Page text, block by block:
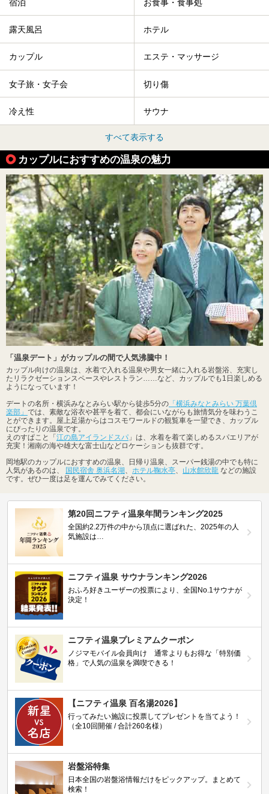
宿泊 お食事・食事処
露天風呂 ホテル
カップル エステ・マッサージ
女子旅・女子会 切り傷
冷え性 サウナ
すべて表示する
カップルにおすすめの温泉の魅力
「温泉デート」がカップルの間で人気沸騰中！
カップル向けの温泉は、水着で入れる温泉や男女一緒に入れる岩盤浴、充実し
たリラクゼーションスペースやレストラン……など、カップルでも1日楽しめる
ようになっています！
デートの名所・横浜みなとみらい駅から徒歩5分の 「横浜みなとみらい 万葉倶
楽部」 では、素敵な浴衣や甚平を着て、都会にいながらも旅情気分を味わうこ
とができます。屋上足湯からはコスモワールドの観覧車を一望でき、カップル
にぴったりの温泉です。
えのすぱこと「江の島アイランドスパ 」は、水着を着て楽しめるスパエリアが
充実！湘南の海や雄大な富士山などロケーションも抜群です。
岡地駅のカップルにおすすめの温泉、日帰り温泉、スーパー銭湯の中でも特に
人気があるのは、 国民宿舎 奥浜名湖 ホテル鞠水亭 山水館欣龍 などの施設
です。ぜひ一度は足を運んでみてください。
第20回ニフティ温泉年間ランキング2025
全国約2.2万件の中から頂点に選ばれた、2025年の人
気施設は…
ニフティ温泉 サウナランキング2026
おふろ好きユーザーの投票により、全国No.1サウナが
決定！
ニフティ温泉プレミアムクーポン
ノジマモバイル会員向け 通常よりもお得な「特別価
格」で人気の温泉を満喫できる！
【ニフティ温泉 百名湯2026】
行ってみたい施設に投票してプレゼントを当てよう！
（全10回開催 / 合計260名様）
岩盤浴特集
日本全国の岩盤浴情報だけをピックアップ。まとめて
検索！